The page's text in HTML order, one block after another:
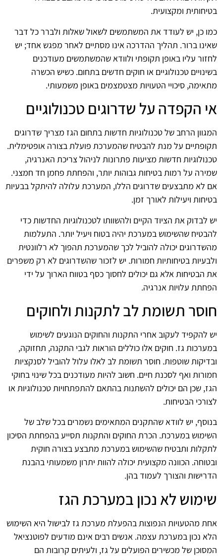
בטיחותית ומקצועית.
כמו כן, יש לעודד את המשתמשים לשאול שאלות ולברר כל דבר
שאינו ברור. תהליך ההדרכה אינו מסתיים לאחר מפגש אחד; יש
לחזור עליו באופן תקופתי ולוודא שהמשתמשים מעודכנים
בשינויים טכנולוגיים או חוקים חדשים בתחום. כשיש הכשרה
מתאימה, סיכויי הטעויות מצטמצמים באופן משמעותי.
אי הקפדה על שדרוגים טכנולוגיים
המגוון הרחב של טכנולוגיות חדשות בתחום הגז מצריך שדרוגים
תקופתיים על מנת להבטיח שהמערכת פועלת בצורה אופטימלית.
טכנולוגיות חדשות מציעות פתרונות לניהול צריכת האנרגיה,
שמירה על רמות בטיחות גבוהות יותר, והפחתת פחמן חד חמצני.
אם לא מתבצעים שדרוגים הללו, המערכת עלולה להיתקל בבעיות
בטיחות ויעילות לאורך זמן.
יש לבדוק את הציוד הקיים ולהשוותו לטכנולוגיות החדשות כדי
להבטיח שהשימוש במערכת יהיה בטוח ויעיל יותר. התעלמות
מהשדרוגים יכולה להוביל לכך שהמערכת תהפוך לא רלוונטית
ולבעיות בטיחותיות חמורות. יש לזכור שהשדרוגים לא רק משפרים
את הבטיחות אלא גם יכולים לחסוך כסף בטווח הארוך על ידי
הפחתת עלויות אנרגיה.
חוסר תשומת לב לתקנות ולחוקים
יש להקפיד לעקוב אחרי התקנות והחוקים הנוגעים לשימוש
במערכות גז. חוקים אלו כוללים הוראות לגבי התקנה, תחזוקה,
ובדיקות שוטפות. חוסר תשומת לב לאלו עלול להוביל לסנקציות
חמורות ואף לסכנת חיים. חשוב להיות מעודכנים בכל שינוי בחוקי
הגז, שכן הם יכולים להשתנות בהתאם להתפתחויות טכנולוגיות או
לצורכי הבטיחות.
בנוסף, יש לוודא שהתקנים המתאימים נשמרים בכל שלב של
השימוש במערכת. הכרת החוקים והתקנות תסייע בהפחתת הסיכון
לתקלות ותבטיח שהשימוש במערכת מתבצע בצורה חוקית
ובטוחה. הכוונה מקצועית יכולה להוות יתרון משמעותי בהבנת
הדרישות והצורך לעמוד בהן.
שימוש לא נכון במערכת הגז
אחת מהטעויות הנפוצות בהפעלת מערכת גז לבישול היא השימוש
הלא נכון במערכת עצמה. אנשים רבים אינם מודעים לפוטנציאל
המסוכן של מכשירים הפועלים על גז, ולעיתים קרובות הם